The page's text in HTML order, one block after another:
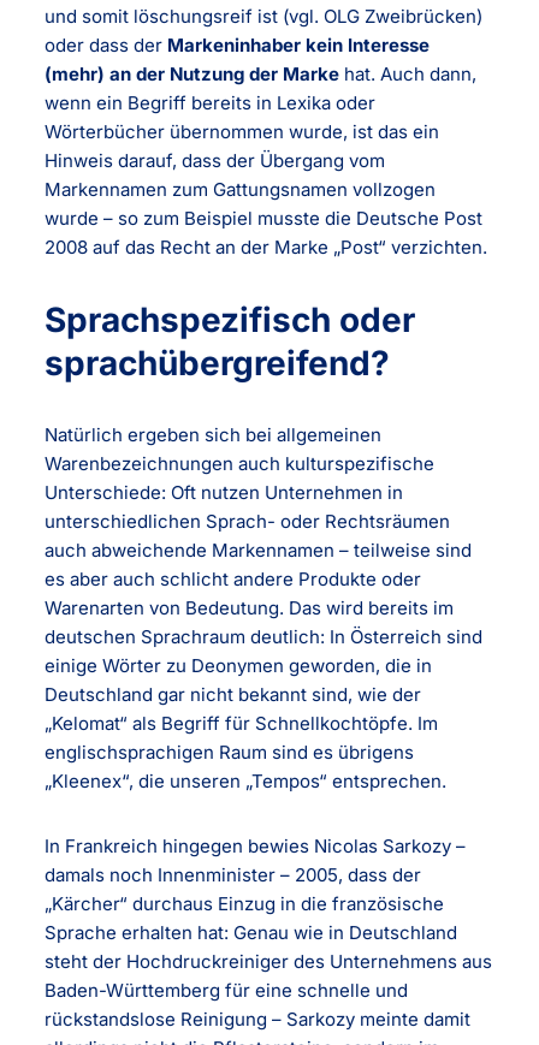
und somit löschungsreif ist (vgl. OLG Zweibrücken)
oder dass der Markeninhaber kein Interesse
(mehr) an der Nutzung der Marke hat. Auch dann,
wenn ein Begriff bereits in Lexika oder
Wörterbücher übernommen wurde, ist das ein
Hinweis darauf, dass der Übergang vom
Markennamen zum Gattungsnamen vollzogen
wurde – so zum Beispiel musste die Deutsche Post
2008 auf das Recht an der Marke „Post“ verzichten.
Sprachspezifisch oder
sprachübergreifend?
Natürlich ergeben sich bei allgemeinen
Warenbezeichnungen auch kulturspezifische
Unterschiede: Oft nutzen Unternehmen in
unterschiedlichen Sprach- oder Rechtsräumen
auch abweichende Markennamen – teilweise sind
es aber auch schlicht andere Produkte oder
Warenarten von Bedeutung. Das wird bereits im
deutschen Sprachraum deutlich: In Österreich sind
einige Wörter zu Deonymen geworden, die in
Deutschland gar nicht bekannt sind, wie der
„Kelomat“ als Begriff für Schnellkochtöpfe. Im
englischsprachigen Raum sind es übrigens
„Kleenex“, die unseren „Tempos“ entsprechen.
In Frankreich hingegen bewies Nicolas Sarkozy –
damals noch Innenminister – 2005, dass der
„Kärcher“ durchaus Einzug in die französische
Sprache erhalten hat: Genau wie in Deutschland
steht der Hochdruckreiniger des Unternehmens aus
Baden-Württemberg für eine schnelle und
rückstandslose Reinigung – Sarkozy meinte damit